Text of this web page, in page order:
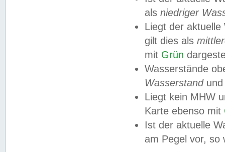
als niedriger
Liegt der
gilt dies als
mit Grün
Wasserstände
Wasserstandund
Liegt kein MHW
Karte ebenso mit
Ist der aktuelle
am Pegel vor,